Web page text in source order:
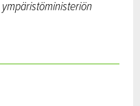
ympäristöministeriön